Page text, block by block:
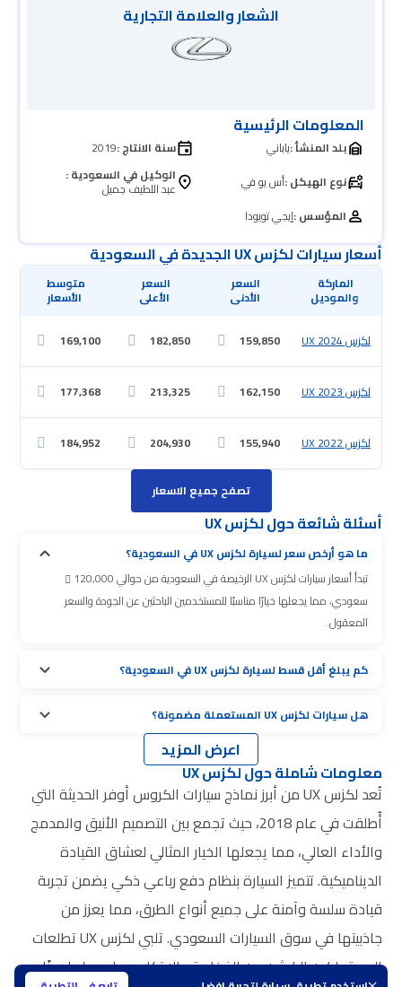
الشعار والعلامة التجارية
المعلومات الرئيسية
بلد المنشأ :ياباني سنة الانتاج :2019
نوع الهيكل :أس يو في الوكيل في السعودية :
عبد اللطيف جميل
المؤسس :إيجي تويودا
أسعار سيارات لكزس UX الجديدة في السعودية
السعر متوسط
لكزس UX 2024 159,850
182,850
169,100
لكزس UX 2023 162,150
213,325
177,368
لكزس UX 2022 155,940
204,930
184,952
تصفح جميع الاسعار
أسئلة شائعة حول لكزس UX
ما هو أرخص سعر لسيارة لكزس UX في السعودية؟
تبدأ أسعار سيارات لكزس UX الرخيصة في السعودية من حوالي 120,000
سعودي، مما يجعلها خيارًا مناسبًا للمستخدمين الباحثين عن الجودة والسعر
المعقول.
كم يبلغ أقل قسط لسيارة لكزس UX في السعودية؟
هل سيارات لكزس UX المستعملة مضمونة؟
اعرض المزيد
معلومات شاملة حول لكزس UX
تُعد لكزس UX من أبرز نماذج سيارات الكروس أوفر الحديثة التي
أُطلقت في عام 2018، حيث تجمع بين التصميم الأنيق والمدمج
والأداء العالي، مما يجعلها الخيار المثالي لعشاق القيادة
الديناميكية. تتميز السيارة بنظام دفع رباعي ذكي يضمن تجربة
قيادة سلسة وآمنة على جميع أنواع الطرق، مما يعزز من
جاذبيتها في سوق السيارات السعودي. تلبي لكزس UX تطلعات
المستهلكين الباحثين عن الفخامة والابتكار، مما يجعلها رمزًا